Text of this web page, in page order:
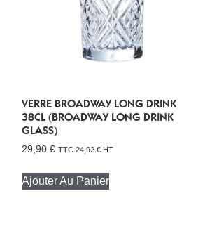
VERRE BROADWAY LONG DRINK
38CL (BROADWAY LONG DRINK
GLASS)
29,90 € TTC 24,92 € HT
Ajouter Au Panier